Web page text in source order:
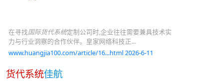
在寻找国际货代系统定制公司时,企业往往需要兼具技术实
力与行业洞察的合作伙伴。皇家网络科技正...
www.huangjia100.com/article/16...html 2026-6-11
货代系统佳航